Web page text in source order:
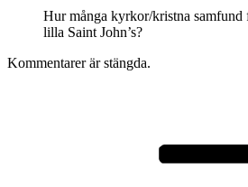
Hur många kyrkor/kristna samfund
lilla Saint John’s?
Kommentarer är stängda.